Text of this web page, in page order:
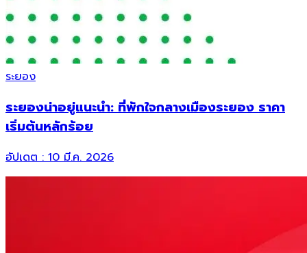
ระยอง
ระยองน่าอยู่แนะนำ: ที่พักใจกลางเมืองระยอง ราคา
เริ่มต้นหลักร้อย
อัปเดต : 10 มี.ค. 2026